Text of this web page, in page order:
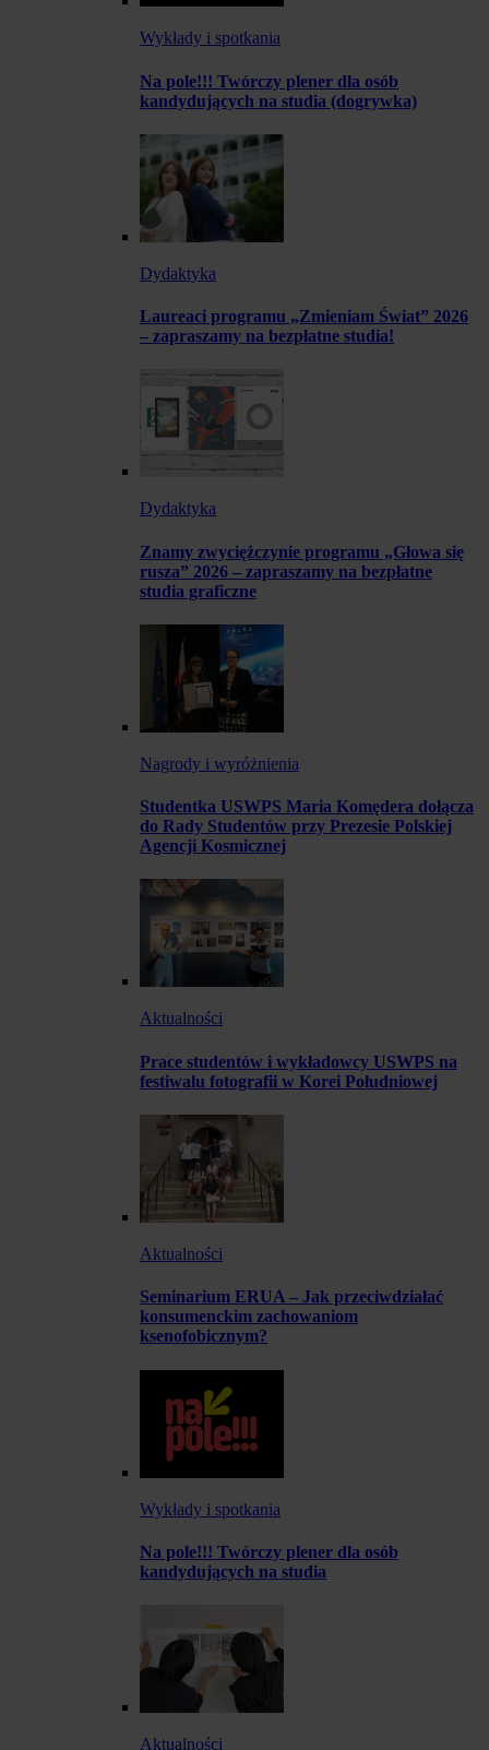
Wykłady i spotkania
Na pole!!! Twórczy plener dla osób
kandydujących na studia (dogrywka)
Dydaktyka
Laureaci programu „Zmieniam Świat” 2026
– zapraszamy na bezpłatne studia!
Dydaktyka
Znamy zwyciężczynie programu „Głowa się
rusza” 2026 – zapraszamy na bezpłatne
studia graficzne
Nagrody i wyróżnienia
Studentka USWPS Maria Komędera dołącza
do Rady Studentów przy Prezesie Polskiej
Agencji Kosmicznej
Aktualności
Prace studentów i wykładowcy USWPS na
festiwalu fotografii w Korei Południowej
Aktualności
Seminarium ERUA – Jak przeciwdziałać
konsumenckim zachowaniom
ksenofobicznym?
Wykłady i spotkania
Na pole!!! Twórczy plener dla osób
kandydujących na studia
Aktualności